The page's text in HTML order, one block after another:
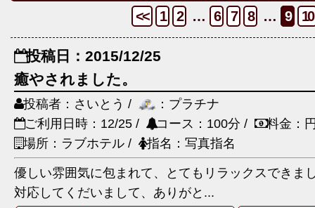
<< 1 2 … 6 7 8 … 9 10
投稿日：2015/12/25
癒やされました。
投稿者：さいとう /
：プラチナ
ご利用日時：12/25 /
コース：100分 /
料金：
場所：ラブホテル /
指名：写真指名
優しい雰囲気に包まれて、とてもリラックスできま
対応してくだいまして、ありがと...